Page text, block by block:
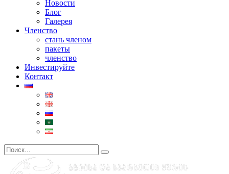
Новости
Блог
Галерея
Членство
стань членом
пакеты
членство
Инвестируйте
Контакт